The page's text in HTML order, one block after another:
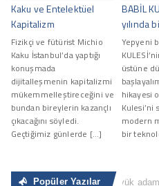
Kaku ve Entelektüel
Kapitalizm
Fizikçi ve fütürist Michio
Kaku İstanbul’da yaptığı
konuşmada
dijitalleşmenin kapitalizmi
mükemmelleştireceğini ve
bundan bireylerin kazançlı
çıkacağını söyledi.
Geçtiğimiz günlerde […]
BABİL
yılında
Yepyeni
üstüne
hikayesi
Kulesi’ni
modern
bir
Popüler Yazılar
Sıradan İnsan “Büyük adam nerede ve ne zaman küçük adam olacağını bilir. Küçük adam ise küçük olduğunun [...]